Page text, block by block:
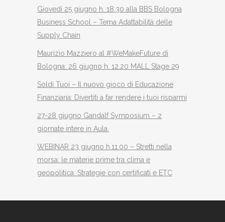
Giovedì 25 giugno h. 18.30 alla BBS Bologna
Business School – Tema Adattabilità delle
Supply Chain
Maurizio Mazziero al #WeMakeFuture di
Bologna: 26 giugno h. 12.20 MALL Stage 29
Soldi Tuoi – Il nuovo gioco di Educazione
Finanziaria: Divertiti a far rendere i tuoi risparmi
27-28 giugno Gandalf Symposium – 2
giornate intere in Aula.
WEBINAR 23 giugno h.11.00 – Stretti nella
morsa: le materie prime tra clima e
geopolitica. Strategie con certificati e ETC